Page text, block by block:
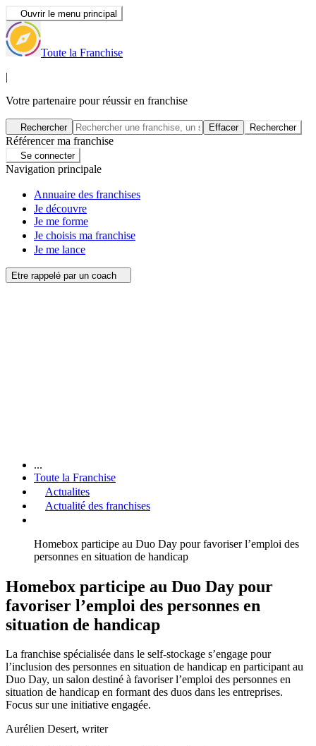
Ouvrir le menu principal
Toute la Franchise
|
Votre partenaire pour réussir en franchise
Rechercher Effacer Rechercher
Référencer ma franchise
Se connecter
Navigation principale
Annuaire des franchises
Je découvre
Je me forme
Je choisis ma franchise
Je me lance
Etre rappelé par un coach
...
Toute la Franchise
Actualites
Actualité des franchises
Homebox participe au Duo Day pour favoriser l’emploi des
personnes en situation de handicap
Homebox participe au Duo Day pour
favoriser l’emploi des personnes en
situation de handicap
La franchise spécialisée dans le self-stockage s’engage pour
l’inclusion des personnes en situation de handicap en participant au
Duo Day, un salon destiné à favoriser l’emploi des personnes en
situation de handicap en formant des duos dans les entreprises.
Focus sur une initiative engagée.
Aurélien Desert, writer